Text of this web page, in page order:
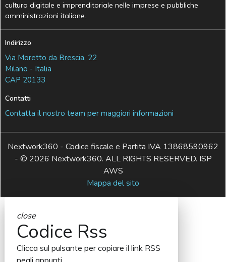
cultura digitale e imprenditoriale nelle imprese e pubbliche
amministrazioni italiane.
Indirizzo
Via Moretto da Brescia, 22
Milano - Italia
CAP 20133
Contatti
Contatta il nostro team per maggiori informazioni
Nextwork360 - Codice fiscale e Partita IVA 13868590962
- © 2026 Nextwork360. ALL RIGHTS RESERVED. ISP
AWS
Mappa del sito
close
Codice Rss
Clicca sul pulsante per copiare il link RSS